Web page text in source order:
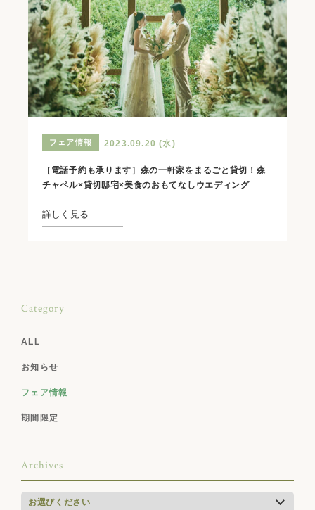
フェア情報 2023.09.20 (水)
［電話予約も承ります］森の一軒家をまるごと貸切！森
チャペル×貸切邸宅×美食のおもてなしウエディング
詳しく見る
Category
ALL
お知らせ
フェア情報
期間限定
Archives